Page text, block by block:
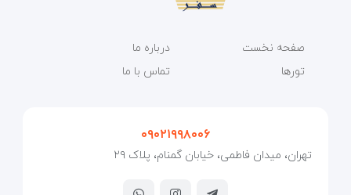
صفحه نخست
تورها
درباره ما
تماس با ما
۰۹۰۲۱۹۹۸۰۰۶
تهران، میدان فاطمی، خیابان گمنام، پلاک ۲۹